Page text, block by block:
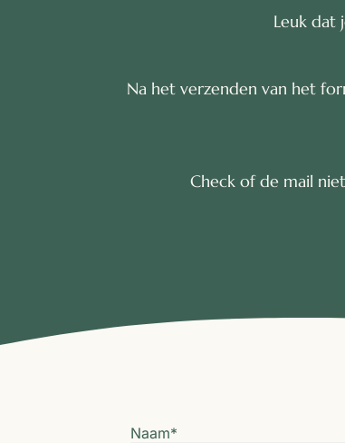
Leuk dat
Na het verzenden van het
Check of de mail
Naam*